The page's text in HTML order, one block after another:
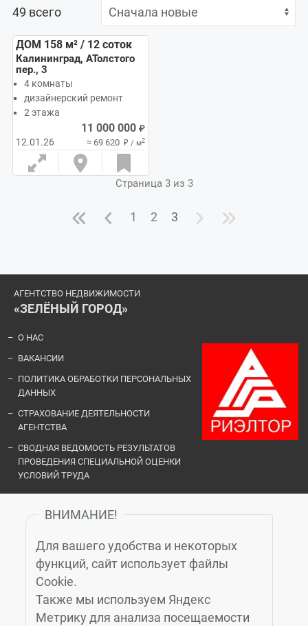
49 всего
ДОМ 158 м² / 12соток
Калининград, АТолстого
пер., 3
4 комнаты
дизайнерский ремонт
2 этажа
12.01.26
11 000 000 ₽
≈ 69 620 ₽ / м2
Страница 3 из 3
1 2 3
АГЕНТСТВО НЕДВИЖИМОСТИ
«ЗЕЛЁНЫЙ ГОРОД»
О НАС
ВАКАНСИИ
ПОЛИТИКА ОБРАБОТКИ ПЕРСОНАЛЬНЫХ
ДАННЫХ
СТРАХОВАНИЕ ДЕЯТЕЛЬНОСТИ
АГЕНТСТВА
СВОДНАЯ ВЕДОМОСТЬ РЕЗУЛЬТАТОВ
ПРОВЕДЕНИЯ СПЕЦИАЛЬНОЙ ОЦЕНКИ
УСЛОВИЙ ТРУДА
«ЗЕЛЁНЫЙ ГОРОД»
КАЛИНИНГРАД, МОСКОВСКИЙ ПРОСПЕКТ, 14Б, 6-Й ЭТАЖ, (4012)
76-77-91
ВНИМАНИЕ!
Для вашего удобства и некоторых
функций, сайт использует файлы
Cookie.
Также мы используем Яндекс
Метрику для анализа посещаемости